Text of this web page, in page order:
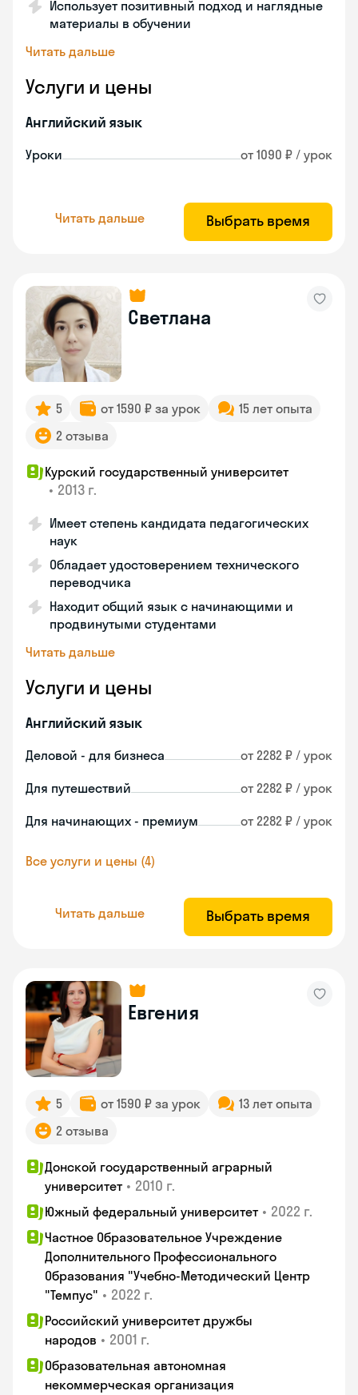
Использует позитивный подход и наглядные
материалы в обучении
Читать дальше
Услуги и цены
Английский язык
Уроки от 1090 ₽ / урок
Читать дальше Выбрать время
Светлана
5 от 1590 ₽ за урок
15 лет опыта
2 отзыва
Курский государственный университет
• 2013 г.
Имеет степень кандидата педагогических
наук
Обладает удостоверением технического
переводчика
Находит общий язык с начинающими и
продвинутыми студентами
Читать дальше
Услуги и цены
Английский язык
Деловой - для бизнеса от 2282 ₽ / урок
Для путешествий от 2282 ₽ / урок
Для начинающих - премиум от 2282 ₽ / урок
Все услуги и цены (4)
Читать дальше Выбрать время
Евгения
5 от 1590 ₽ за урок
13 лет опыта
2 отзыва
Донской государственный аграрный
университет • 2010 г.
Южный федеральный университет • 2022 г.
Частное Образовательное Учреждение
Дополнительного Профессионального
Образования "Учебно-Методический Центр
"Темпус" • 2022 г.
Российский университет дружбы
народов • 2001 г.
Образовательная автономная
некоммерческая организация